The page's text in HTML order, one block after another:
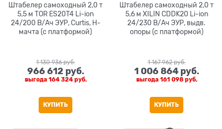
Штабелер самоходный 2,0 т
5,5 м TOR ES20T4 Li-ion
24/200 В/Ач ЭУР, Curtis, H-
мачта (с платформой)
1 130 936 руб.
966 612 руб.
выгода 164 324 руб.
КУПИТЬ
Штабелер самоходный 2,0 т
5,6 м XILIN CDDK20 Li-ion
24/230 В/Ач ЭУР, выдв.
опоры (с платформой)
1 167 962 руб.
1 006 864 руб.
выгода 161 098 руб.
КУПИТЬ